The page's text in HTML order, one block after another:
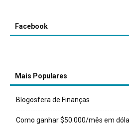
Facebook
Mais Populares
Blogosfera de Finanças
Como ganhar $50.000/mês em